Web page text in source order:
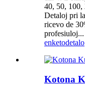
40, 50, 100,
Detaloj pri
ricevo de
profesiuloj...
enketodetalo
Kotona